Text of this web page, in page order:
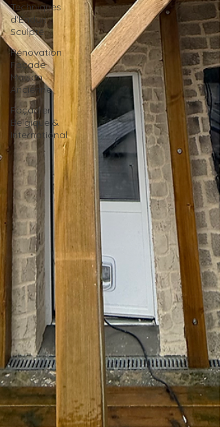
Techniques
d'Enduit
Sculpté
Rénovation
Façade
Maison
Ancienne
Façadier
Belgique &
International